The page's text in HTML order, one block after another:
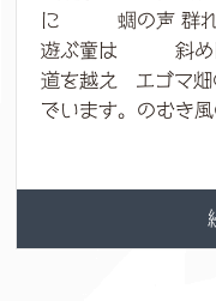
に 蜩の声 群れ
遊ぶ童は 斜め
道を越え エゴマ畑
でいます。のむき